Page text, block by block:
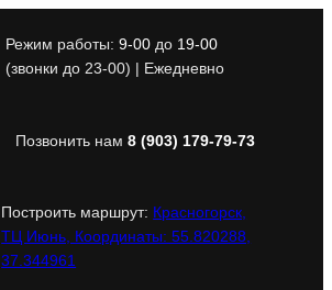
Режим работы: 9-00до 19-00
(звонки до 23-00) | Ежедневно
Позвонить нам 8 (903) 179-79-73
Построить маршрут: Красногорск,
ТЦ Июнь, Координаты: 55.820288,
37.344961